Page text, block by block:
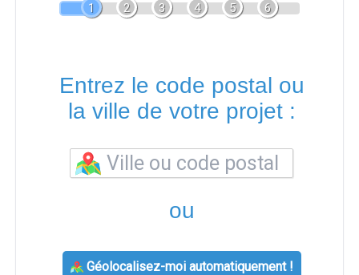
1 2 3 4 5 6
Entrez le code postal ou
la ville de votre projet :
ou
Géolocalisez-moi automatiquement !